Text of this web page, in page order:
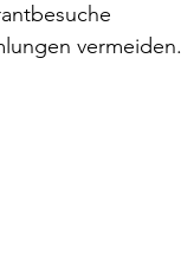
vermeiden.